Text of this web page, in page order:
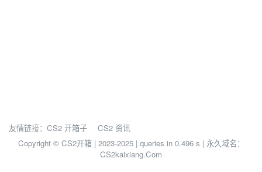
友情链接： CS2 开箱子
CS2 资讯
Copyright © CS2开箱 | 2023-2025 | queries in 0.496 s | 永久域名：
CS2kaixiang.Com